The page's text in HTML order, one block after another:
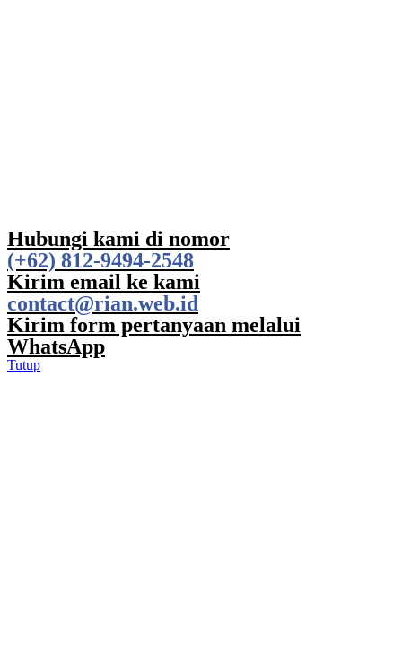
Hubungi kami di nomor
(+62) 812-9494-2548
Kirim email ke kami
contact@rian.web.id
Kirim form pertanyaan melalui
WhatsApp
Tutup